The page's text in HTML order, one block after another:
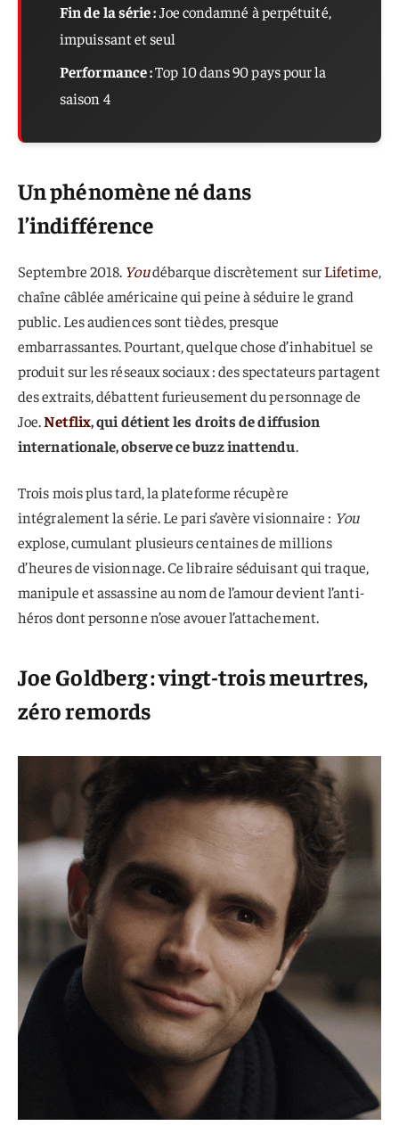
Fin de la série :Joe condamné à perpétuité,
impuissant et seul
Performance :Top 10 dans 90 pays pour la
saison 4
Un phénomène né dans
l’indifférence
Septembre 2018. Youdébarque discrètement surLifetime,
chaîne câblée américaine qui peine à séduire le grand
public. Les audiences sont tièdes, presque
embarrassantes. Pourtant, quelque chose d’inhabituel se
produit sur les réseaux sociaux : des spectateurs partagent
des extraits, débattent furieusement du personnage de
Joe.Netflix, qui détient les droits de diffusion
internationale, observe ce buzz inattendu.
Trois mois plus tard, la plateforme récupère
intégralement la série. Le pari s’avère visionnaire : You
explose, cumulant plusieurs centaines de millions
d’heures de visionnage. Ce libraire séduisant qui traque,
manipule et assassine au nom de l’amour devient l’anti-
héros dont personne n’ose avouer l’attachement.
Joe Goldberg : vingt-trois meurtres,
zéro remords